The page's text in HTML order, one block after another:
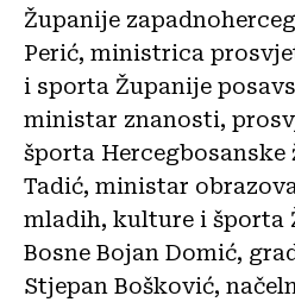
Županije
Perić, ministrica
i sporta Županije
ministar znanosti,
športa Hercegbosanske
Tadić, ministar
mladih, kulture i športa
Bosne Bojan Domić,
Stjepan Bošković,